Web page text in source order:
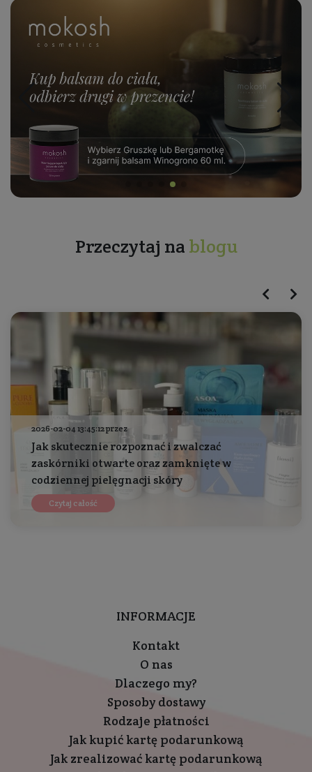
Przeczytaj na blogu
2026-02-04 13:45:12 przez
Jak skutecznie rozpoznać i zwalczać
zaskórniki otwarte oraz zamknięte w
codziennej pielęgnacji skóry
Czytaj całość
INFORMACJE
Kontakt
O nas
Dlaczego my?
Sposoby dostawy
Rodzaje płatności
Jak kupić kartę podarunkową
Jak zrealizować kartę podarunkową